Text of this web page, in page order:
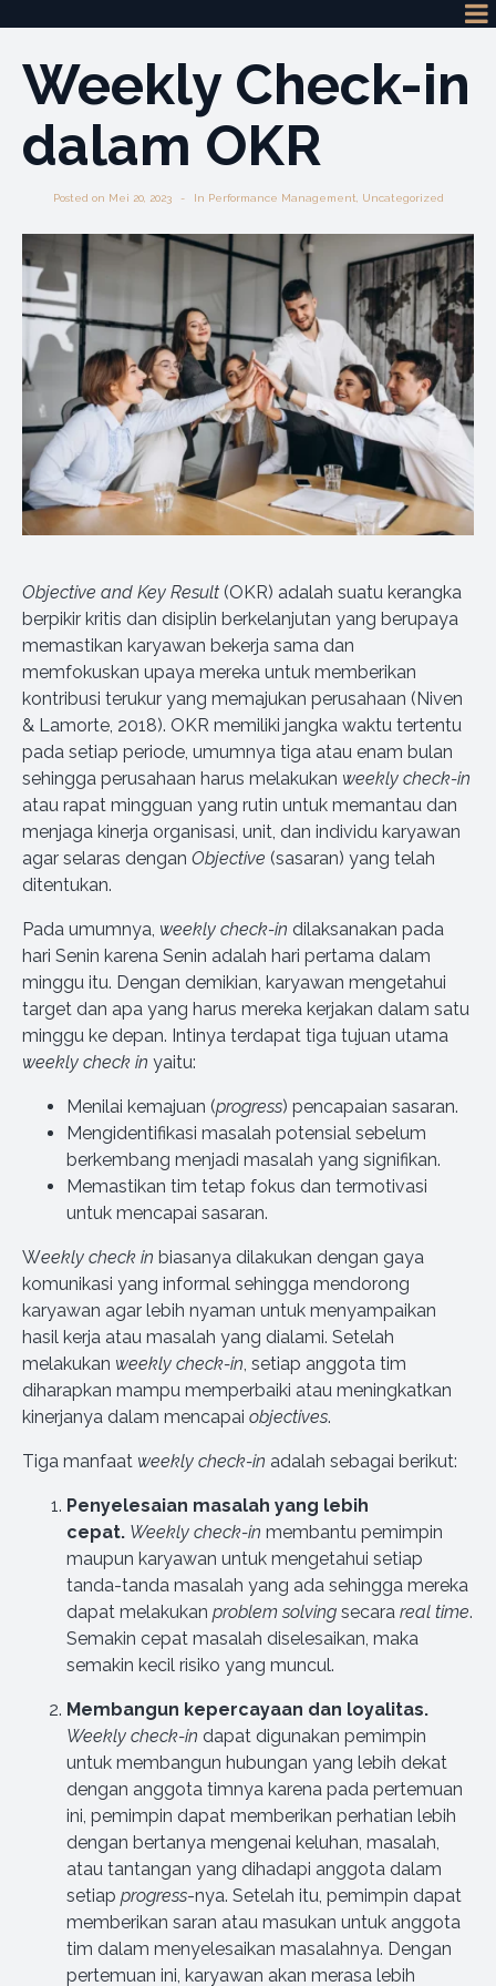
Weekly Check-in
dalam OKR
Posted on Mei 20, 2023 In Performance Management Uncategorized
Objective and Key Result (OKR) adalah suatu kerangka
berpikir kritis dan disiplin berkelanjutan yang berupaya
memastikan karyawan bekerja sama dan
memfokuskan upaya mereka untuk memberikan
kontribusi terukur yang memajukan perusahaan (Niven
& Lamorte, 2018). OKR memiliki jangka waktu tertentu
pada setiap periode, umumnya tiga atau enam bulan
sehingga perusahaan harus melakukan weekly check-in
atau rapat mingguan yang rutin untuk memantau dan
menjaga kinerja organisasi, unit, dan individu karyawan
agar selaras dengan Objective (sasaran) yang telah
ditentukan.
Pada umumnya, weekly check-in dilaksanakan pada
hari Senin karena Senin adalah hari pertama dalam
minggu itu. Dengan demikian, karyawan mengetahui
target dan apa yang harus mereka kerjakan dalam satu
minggu ke depan. Intinya terdapat tiga tujuan utama
weekly check in yaitu:
Menilai kemajuan (progress) pencapaian sasaran.
Mengidentifikasi masalah potensial sebelum
berkembang menjadi masalah yang signifikan.
Memastikan tim tetap fokus dan termotivasi
untuk mencapai sasaran.
Weekly check in biasanya dilakukan dengan gaya
komunikasi yang informal sehingga mendorong
karyawan agar lebih nyaman untuk menyampaikan
hasil kerja atau masalah yang dialami. Setelah
melakukan weekly check-in, setiap anggota tim
diharapkan mampu memperbaiki atau meningkatkan
kinerjanya dalam mencapai objectives.
Tiga manfaat weekly check-in adalah sebagai berikut:
Penyelesaian masalah yang lebih
cepat. Weekly check-in membantu pemimpin
maupun karyawan untuk mengetahui setiap
tanda-tanda masalah yang ada sehingga mereka
dapat melakukan problem solving secara real time.
Semakin cepat masalah diselesaikan, maka
semakin kecil risiko yang muncul.
Membangun kepercayaan dan loyalitas.
Weekly check-in dapat digunakan pemimpin
untuk membangun hubungan yang lebih dekat
dengan anggota timnya karena pada pertemuan
ini, pemimpin dapat memberikan perhatian lebih
dengan bertanya mengenai keluhan, masalah,
atau tantangan yang dihadapi anggota dalam
setiap progress-nya. Setelah itu, pemimpin dapat
memberikan saran atau masukan untuk anggota
tim dalam menyelesaikan masalahnya. Dengan
pertemuan ini, karyawan akan merasa lebih